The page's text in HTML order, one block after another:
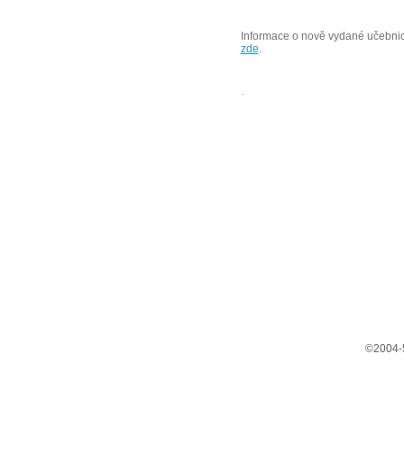
Informace o nově vydané
zde.
©2004-